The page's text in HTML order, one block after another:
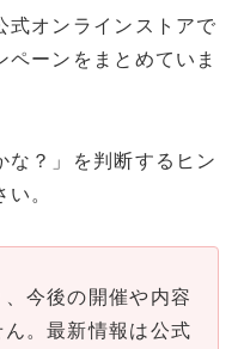
式オンラインストアで
ーンをまとめていま
な？」を判断するヒン
。
今後の開催や内容
。最新情報は公式